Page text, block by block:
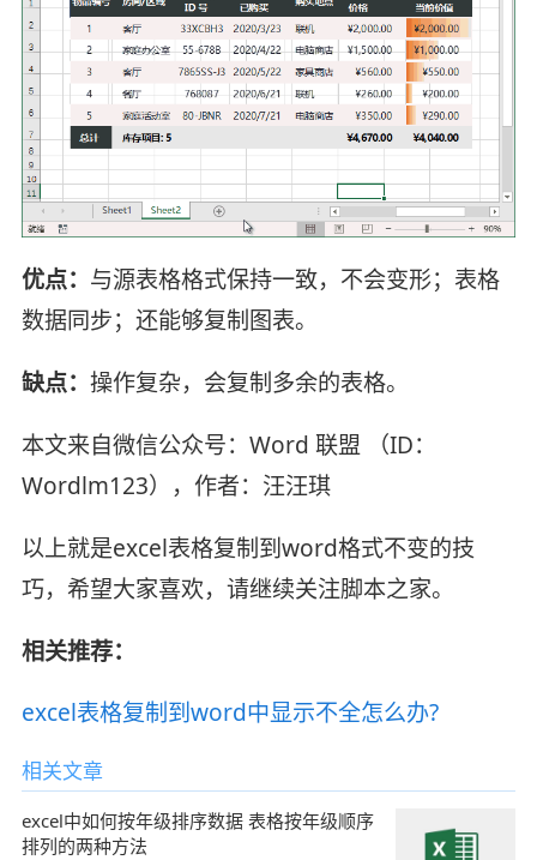
优点： 与源表格格式保持一致，不会变形；表格
数据同步；还能够复制图表。
缺点： 操作复杂，会复制多余的表格。
本文来自微信公众号：Word 联盟 （ID：
Wordlm123），作者：汪汪琪
以上就是excel表格复制到word格式不变的技
巧，希望大家喜欢，请继续关注脚本之家。
相关推荐：
excel表格复制到word中显示不全怎么办?
相关文章
excel中如何按年级排序数据 表格按年级顺序
排列的两种方法